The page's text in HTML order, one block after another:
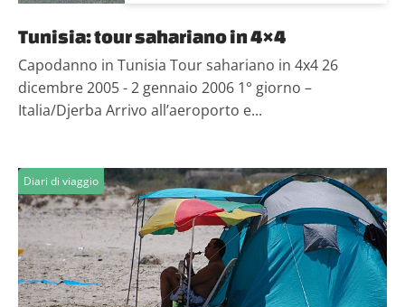
Tunisia: tour sahariano in 4×4
Capodanno in Tunisia Tour sahariano in 4x4 26
dicembre 2005 - 2 gennaio 2006 1° giorno –
Italia/Djerba Arrivo all’aeroporto e...
Diari di viaggio